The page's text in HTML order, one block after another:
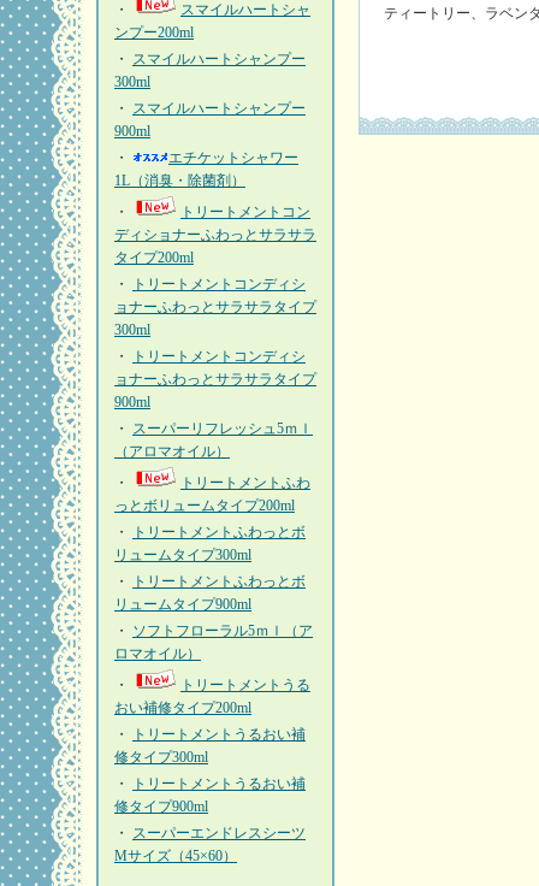
・
スマイルハートシャ
ンプー200ml
・ スマイルハートシャンプー
300ml
・ スマイルハートシャンプー
900ml
・
エチケットシャワー
1L（消臭・除菌剤）
・
トリートメントコン
ディショナーふわっとサラサラ
タイプ200ml
・
トリートメントコンディシ
ョナーふわっとサラサラタイプ
300ml
・
トリートメントコンディシ
ョナーふわっとサラサラタイプ
900ml
・ スーパーリフレッシュ5ｍｌ
（アロマオイル）
・
トリートメントふわ
っとボリュームタイプ200ml
・
トリートメントふわっとボ
リュームタイプ300ml
・
トリートメントふわっとボ
リュームタイプ900ml
・ ソフトフローラル5ｍｌ（ア
ロマオイル）
・
トリートメントうる
おい補修タイプ200ml
・
トリートメントうるおい補
修タイプ300ml
・
トリートメントうるおい補
修タイプ900ml
・ スーパーエンドレスシーツ
Mサイズ（45×60）
ティートリー、ラベン